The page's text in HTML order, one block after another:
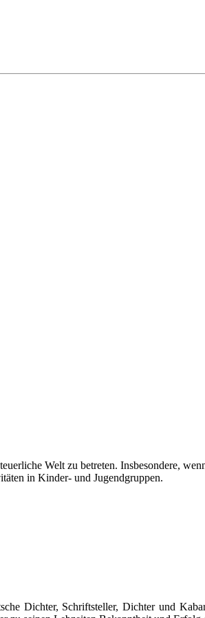
Welt zu betreten. Insbesondere,
in Kinder- und Jugendgruppen.
Dichter, Schriftsteller, Dichter und